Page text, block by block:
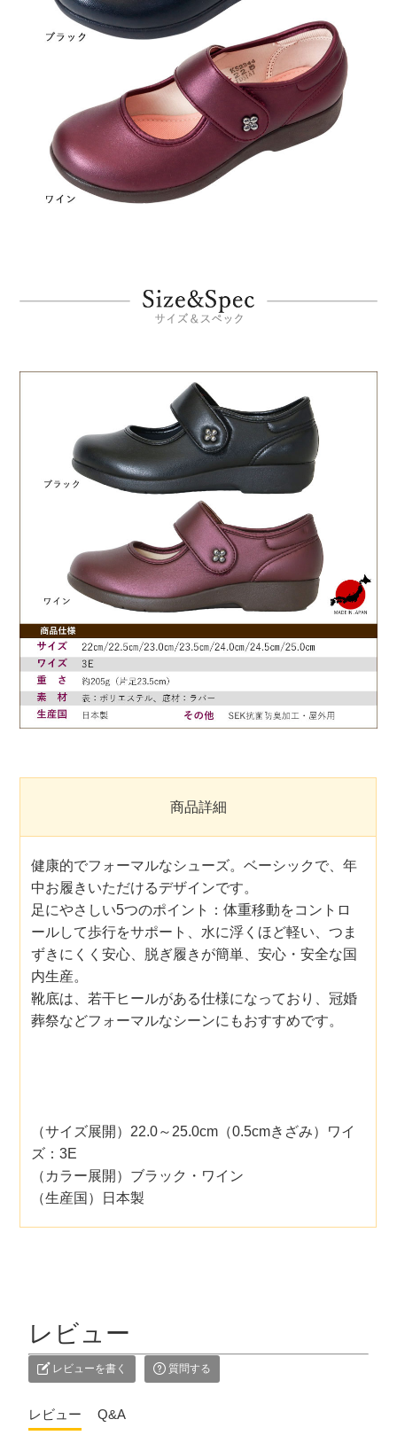
商品詳細
健康的でフォーマルなシューズ。ベーシックで、年
中お履きいただけるデザインです。
足にやさしい5つのポイント：体重移動をコントロ
ールして歩行をサポート、水に浮くほど軽い、つま
ずきにくく安心、脱ぎ履きが簡単、安心・安全な国
内生産。
靴底は、若干ヒールがある仕様になっており、冠婚
葬祭などフォーマルなシーンにもおすすめです。
（サイズ展開）22.0～25.0cm（0.5cmきざみ）ワイ
ズ：3E
（カラー展開）ブラック・ワイン
（生産国）日本製
レビュー
レビューを書く 質問する
レビュー Q&A